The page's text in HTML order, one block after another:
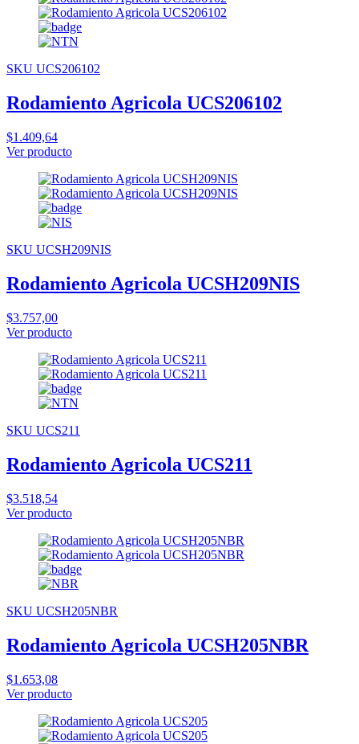
SKU UCS206102
Rodamiento Agricola UCS206102
$1.409,64
Ver producto
SKU UCSH209NIS
Rodamiento Agricola UCSH209NIS
$3.757,00
Ver producto
SKU UCS211
Rodamiento Agricola UCS211
$3.518,54
Ver producto
SKU UCSH205NBR
Rodamiento Agricola UCSH205NBR
$1.653,08
Ver producto